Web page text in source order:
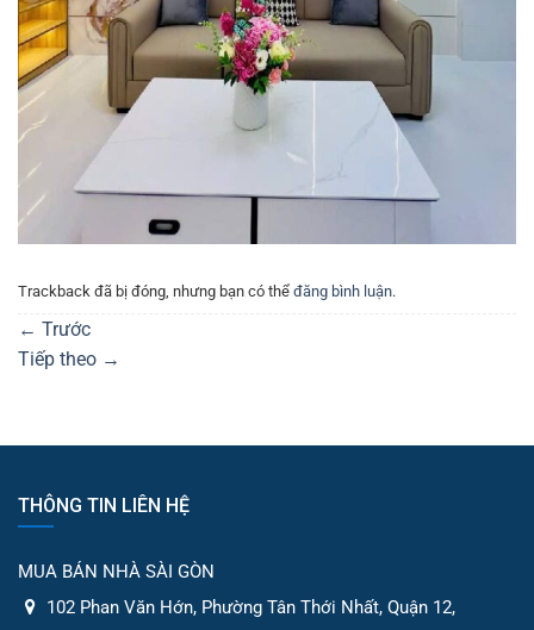
Trackback đã bị đóng, nhưng bạn có thể đăng bình luận.
← Trước
Tiếp theo →
THÔNG TIN LIÊN HỆ
MUA BÁN NHÀ SÀI GÒN
102 Phan Văn Hớn, Phường Tân Thới Nhất, Quận 12,